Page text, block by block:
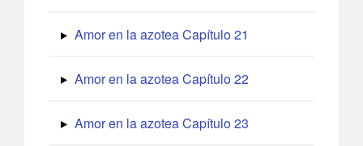
Amor en la azotea Capítulo 21
Amor en la azotea Capítulo 22
Amor en la azotea Capítulo 23